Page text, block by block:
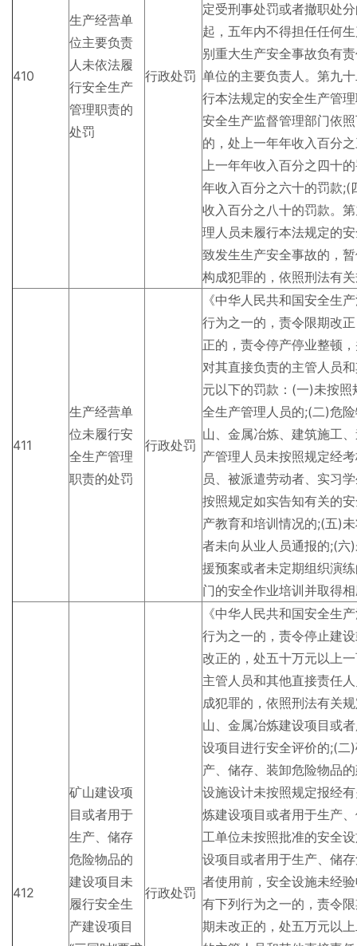
410
生产经营单
位主要负责
人未依法履
行安全生产
管理职责的
处罚
行政处罚
定受刑事处罚或者撤职处
起，五年内不得担任任何
别重大生产安全事故负有
单位的主要负责人。第九
行本法规定的安全生产管
安全生产监督管理部门依
的，处上一年年收入百分
上一年年收入百分之四十
年收入百分之六十的罚款;(
收入百分之八十的罚款。
理人员未履行本法规定的
致发生生产安全事故的，
构成犯罪的，依照刑法有
411
生产经营单
位未履行安
全生产管理
职责的处罚
行政处罚
《中华人民共和国安全生
行为之一的，责令限期改
正的，责令停产停业整顿
对其直接负责的主管人员
元以下的罚款：(一)未按
全生产管理人员的;(二)危
山、金属冶炼、建筑施工
产管理人员未按照规定经
员、被派遣劳动者、实习
按照规定如实告知有关的
产教育和培训情况的;(五)
者未向从业人员通报的;(六
援预案或者未定期组织演
门的安全作业培训并取得
412
矿山建设项
目或者用于
生产、储存
危险物品的
建设项目未
履行安全生
产建设项目
行政处罚
《中华人民共和国安全生
行为之一的，责令停止建
改正的，处五十万元以上
主管人员和其他直接责任
成犯罪的，依照刑法有关
山、金属冶炼建设项目或
设项目进行安全评价的;(二
产、储存、装卸危险物品
设施设计未按照规定报经
炼建设项目或者用于生产
工单位未按照批准的安全
设项目或者用于生产、储
者使用前，安全设施未经
有下列行为之一的，责令
期未改正的，处五万元以